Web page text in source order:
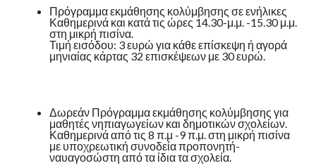
Πρόγραμμα εκμάθησης κολύμβησης σε ενήλικες
Καθημερινά και κατά τις ώρες 14.30-μ.μ. -15.30 μ.μ.
στη μικρή πισίνα.
Τιμή εισόδου: 3 ευρώ για κάθε επίσκεψη ή αγορά
μηνιαίας κάρτας 32 επισκέψεων με 30 ευρώ.
Δωρεάν Πρόγραμμα εκμάθησης κολύμβησης για
μαθητές νηπιαγωγείων και δημοτικών σχολείων.
Καθημερινά από τις 8 π.μ -9 π.μ. στη μικρή πισίνα
με υποχρεωτική συνοδεία προπονητή-
ναυαγοσώστη από τα ίδια τα σχολεία.